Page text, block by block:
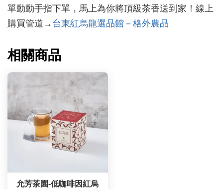
單動動手指下單，馬上為你將頂級茶香送到家！線上
購買管道→ 台東紅烏龍選品館－格外農品
相關商品
允芳茶園-低咖啡因紅烏